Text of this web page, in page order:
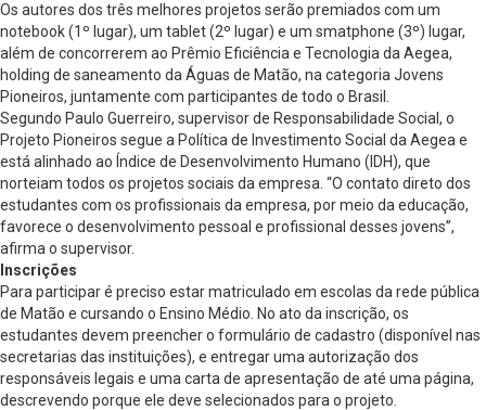
Os autores dos três melhores projetos serão premiados com um
notebook (1º lugar), um tablet (2º lugar) e um smatphone (3º) lugar,
além de concorrerem ao Prêmio Eficiência e Tecnologia da Aegea,
holding de saneamento da Águas de Matão, na categoria Jovens
Pioneiros, juntamente com participantes de todo o Brasil.
Segundo Paulo Guerreiro, supervisor de Responsabilidade Social, o
Projeto Pioneiros segue a Política de Investimento Social da Aegea e
está alinhado ao Índice de Desenvolvimento Humano (IDH), que
norteiam todos os projetos sociais da empresa. “O contato direto dos
estudantes com os profissionais da empresa, por meio da educação,
favorece o desenvolvimento pessoal e profissional desses jovens”,
afirma o supervisor.
Inscrições
Para participar é preciso estar matriculado em escolas da rede pública
de Matão e cursando o Ensino Médio. No ato da inscrição, os
estudantes devem preencher o formulário de cadastro (disponível nas
secretarias das instituições), e entregar uma autorização dos
responsáveis legais e uma carta de apresentação de até uma página,
descrevendo porque ele deve selecionados para o projeto.